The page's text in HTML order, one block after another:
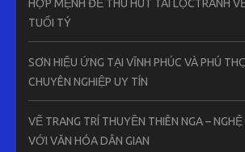
HỢP MỆNH ĐỂ THU HÚT TÀI LỘCTRANH
TUỔI TÝ
SƠN HIỆU ỨNG TẠI VĨNH PHÚC VÀ PHÚ
CHUYÊN NGHIỆP UY TÍN
VẼ TRANG TRÍ THUYỀN THIÊN NGA –
VỚI VĂN HÓA DÂN GIAN